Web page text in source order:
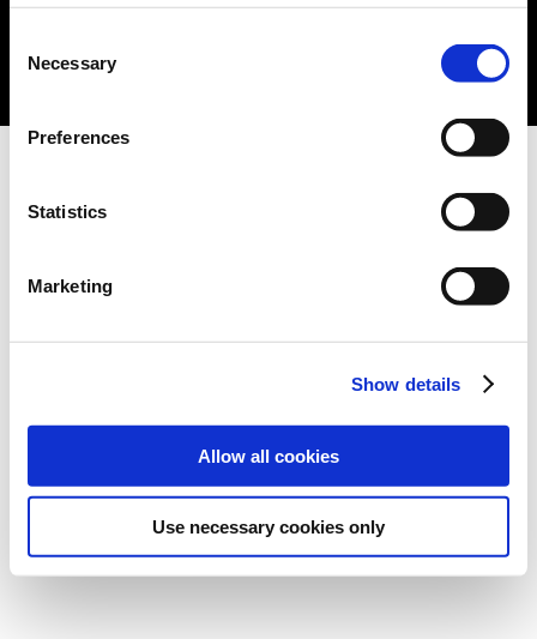
Selection
Necessary
Preferences
Statistics
Marketing
Show details
Allow all cookies
Use necessary cookies only